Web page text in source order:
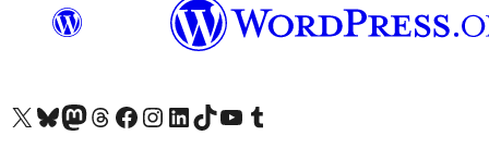
Visit our X (formerly Twitter) account
Visit our Bluesky account
Visit our Mastodon account
Visit our Threads account
Манай фэйсбүүк хуудсаар зочилно ууМанай Instagram хаягаар зочилно уу Манай LinkedIn хаягаар зочилно ууVisit our TikTok account
Манай YouTube сувгаар зочилно уу Visit our Tumblr account